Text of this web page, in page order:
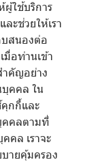
ผู้ใช้บริการ
ะช่วยให้เรา
สนองต่อ
มื่อท่านเข้า
ำคัญอย่าง
บุคคล ใน
กกี้และ
คคลตามที่
คล เราจะ
บายคุ้มครอง